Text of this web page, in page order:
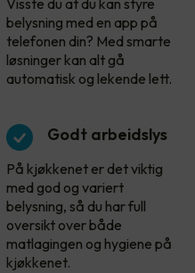
Visste du at du kan styre
belysning med en app på
telefonen din? Med smarte
løsninger kan alt gå
automatisk og lekende lett.
Godt arbeidslys
På kjøkkenet er det viktig
med god og variert
belysning, så du har full
oversikt over både
matlagingen og hygiene på
kjøkkenet.